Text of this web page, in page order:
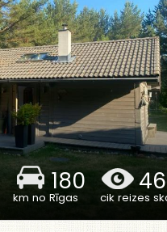
180
km no Rīgas cik reizes